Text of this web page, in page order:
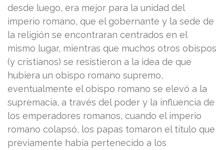
desde luego, era mejor para la unidad del
imperio romano, que el gobernante y la sede de
la religión se encontraran centrados en el
mismo lugar, mientras que muchos otros obispos
(y cristianos) se resistieron a la idea de que
hubiera un obispo romano supremo,
eventualmente el obispo romano se elevó a la
supremacía, a través del poder y la influencia de
los emperadores romanos, cuando el imperio
romano colapsó, los papas tomaron el título que
previamente había pertenecido a los